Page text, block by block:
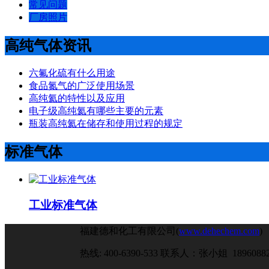
常见问题
厂房照片
高纯气体资讯
六氟化硫有什么用途
食品氮气的广泛使用场景
高纯氦的特性以及应用
电子级高纯氦有哪些主要的元素
瓶装高纯氦在储存和使用过程的规定
标准气体
工业标准气体
福建德和化工有限公司(www.dehechem.com)
热线: 400-6390-533 联系人：张小姐